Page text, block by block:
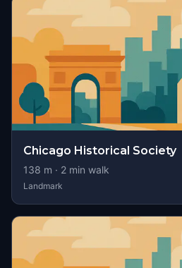
Chicago Historical Society
138 m · 2 min walk
Landmark